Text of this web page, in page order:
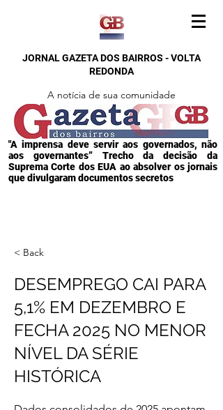
JORNAL GAZETA DOS BAIRROS - VOLTA
REDONDA
A notícia de sua comunidade
"A imprensa deve servir aos governados, não
aos governantes” Trecho da decisão da
Suprema Corte dos EUA ao absolver os jornais
que divulgaram documentos secretos
< Back
DESEMPREGO CAI PARA
5,1% EM DEZEMBRO E
FECHA 2025 NO MENOR
NÍVEL DA SÉRIE
HISTÓRICA